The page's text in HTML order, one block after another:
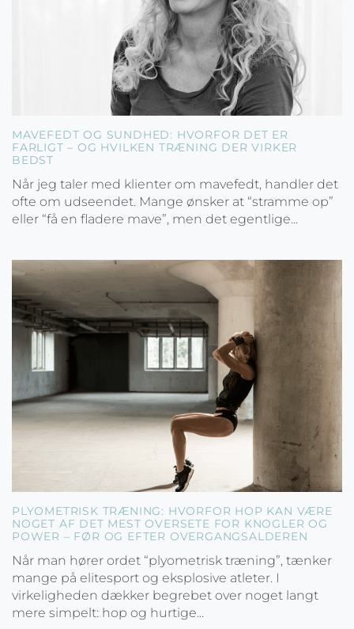
MAVEFEDT OG SUNDHED: HVORFOR DET ER
FARLIGT – OG HVILKEN TRÆNING DER VIRKER
BEDST
Når jeg taler med klienter om mavefedt, handler det
ofte om udseendet. Mange ønsker at “stramme op”
eller “få en fladere mave”, men det egentlige...
PLYOMETRISK TRÆNING: HVORFOR HOP KAN VÆRE
NOGET AF DET MEST OVERSETE FOR KNOGLER OG
POWER – FØR OG EFTER OVERGANGSALDEREN
Når man hører ordet “plyometrisk træning”, tænker
mange på elitesport og eksplosive atleter. I
virkeligheden dækker begrebet over noget langt
mere simpelt: hop og hurtige...